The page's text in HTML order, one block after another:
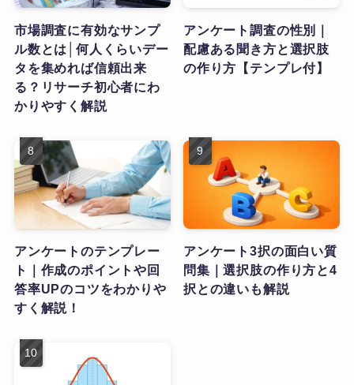
市場調査に有効なサンプ
ル数とは│何人くらいデー
タを集めれば信頼出来
る？リサーチ初心者にわ
かりやすく解説
アンケート調査の性別｜
配慮ある聞き方と選択肢
の作り方【テンプレ付】
アンケートのテンプレー
ト｜作成のポイントや回
答率UPのコツをわかりや
すく解説！
アンケート3択の面白い質
問集｜選択肢の作り方と4
択との違いも解説